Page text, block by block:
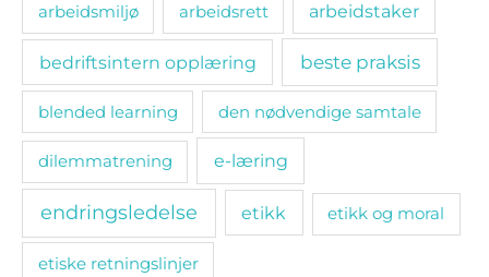
arbeidsmiljø arbeidsrett arbeidstaker
bedriftsintern opplæring beste praksis
blended learning den nødvendige samtale
dilemmatrening e-læring
endringsledelse etikk etikk og moral
etiske retningslinjer